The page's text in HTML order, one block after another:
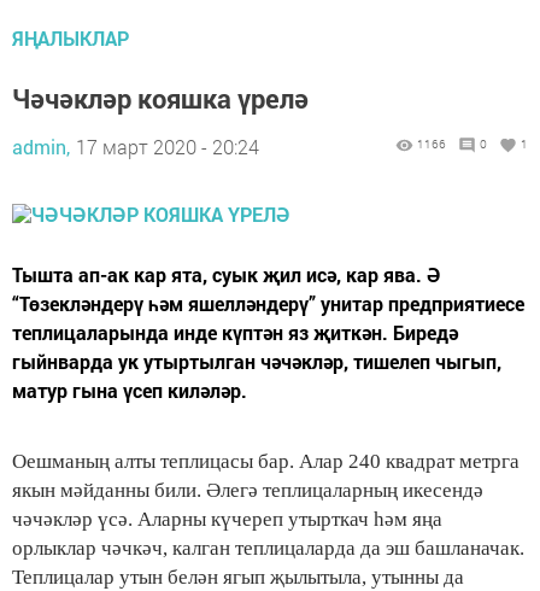
ЯҢАЛЫКЛАР
Чәчәкләр кояшка үрелә
admin, 17 март 2020 - 20:24 1166 0 1
Тышта ап-ак кар ята, суык җил исә, кар ява. Ә
“Төзекләндерү һәм яшелләндерү” унитар предприятиесе
теплицаларында инде күптән яз җиткән. Биредә
гыйнварда ук утыртылган чәчәкләр, тишелеп чыгып,
матур гына үсеп киләләр.
Оешманың алты теплицасы бар. Алар 240 квадрат метрга
якын мәйданны били. Әлегә теплицаларның икесендә
чәчәкләр үсә. Аларны күчереп утырткач һәм яңа
орлыклар чәчкәч, калган теплицаларда да эш башланачак.
Теплицалар утын белән ягып җылытыла, утынны да